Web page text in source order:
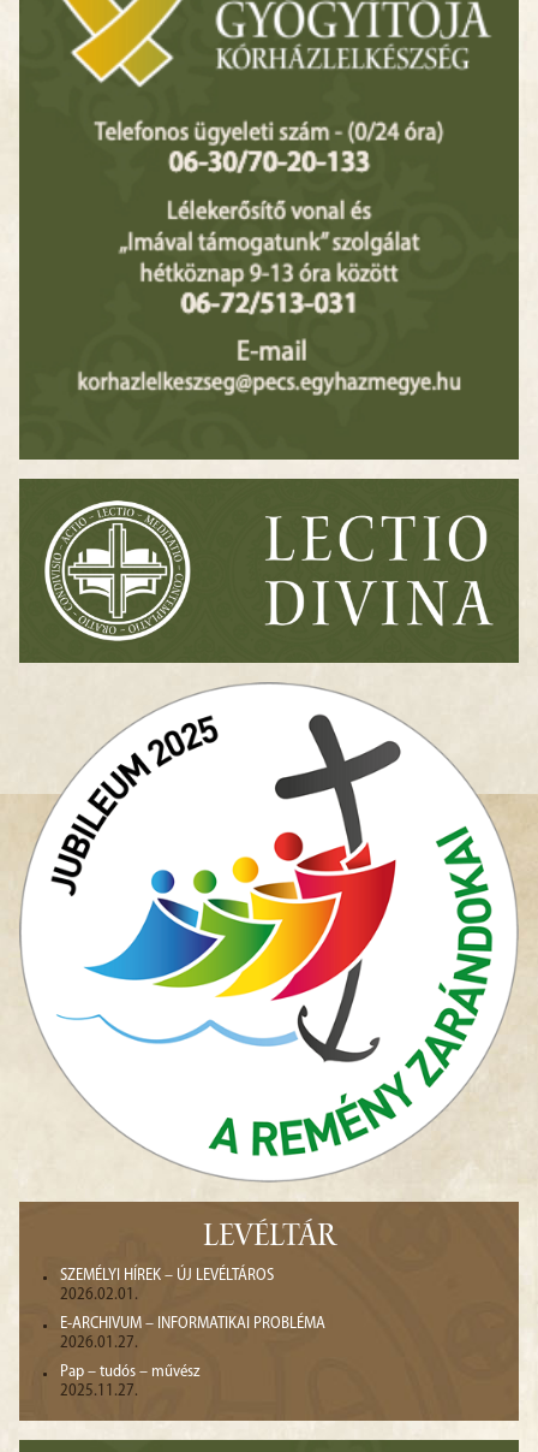
LEVÉLTÁR
SZEMÉLYI HÍREK – ÚJ LEVÉLTÁROS
2026.02.01.
E-ARCHIVUM – INFORMATIKAI PROBLÉMA
2026.01.27.
Pap – tudós – művész
2025.11.27.